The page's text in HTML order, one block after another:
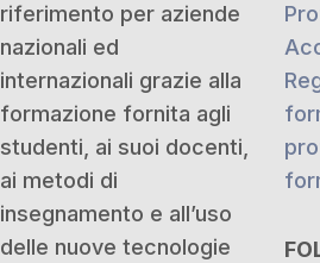
riferimento per aziende
nazionali ed
internazionali grazie alla
formazione fornita agli
studenti, ai suoi docenti,
ai metodi di
insegnamento e all’uso
delle nuove tecnologie